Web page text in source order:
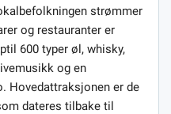
strømmer
og restauranter er
600 typer øl, whisky,
og en
Hovedattraksjonen er de
dateres tilbake til